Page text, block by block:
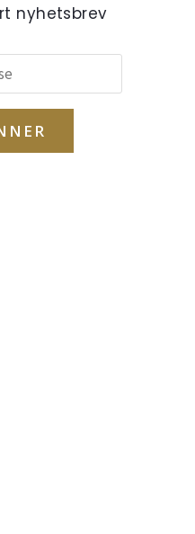
nyhetsbrev